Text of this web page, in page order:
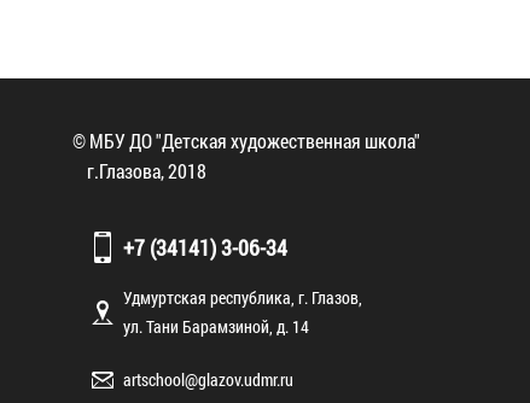
© МБУ ДО "Детская художественная школа"
г.Глазова, 2018
+7 (34141) 3-06-34
Удмуртская республика, г. Глазов,
ул. Тани Барамзиной, д. 14
artschool@glazov.udmr.ru